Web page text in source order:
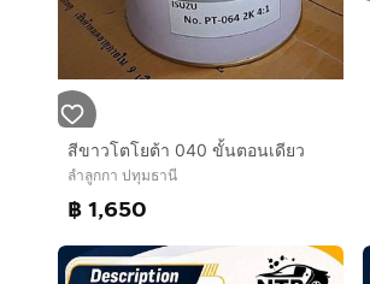
สีขาวโตโยต้า 040 ขั้นตอนเดียว
ลำลูกกา ปทุมธานี
฿ 1,650